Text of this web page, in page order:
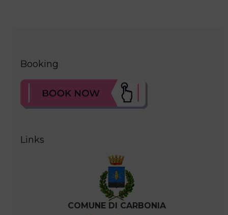
Booking
Links
COMUNE DI CARBONIA